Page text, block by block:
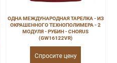
ОДНА МЕЖДУНАРОДНАЯ ТАРЕЛКА - ИЗ
ОКРАШЕННОГО ТЕХНОПОЛИМЕРА - 2
МОДУЛЯ - РУБИН - CHORUS
(GW16122VR)
Спросите цену